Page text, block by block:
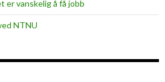
er vanskelig å få jobb
NTNU